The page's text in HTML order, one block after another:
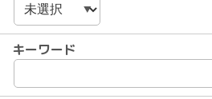
キーワード